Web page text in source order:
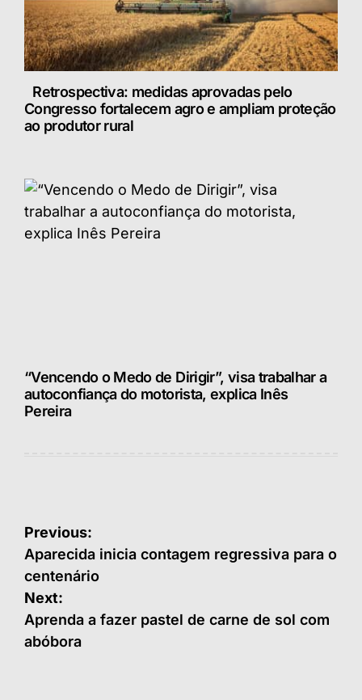
Retrospectiva: medidas aprovadas pelo
Congresso fortalecem agro e ampliam proteção
ao produtor rural
“Vencendo o Medo de Dirigir”, visa trabalhar a
autoconfiança do motorista, explica Inês
Pereira
Navegação
de
Post
Previous:
Aparecida inicia contagem regressiva para o
centenário
Next:
Aprenda a fazer pastel de carne de sol com
abóbora